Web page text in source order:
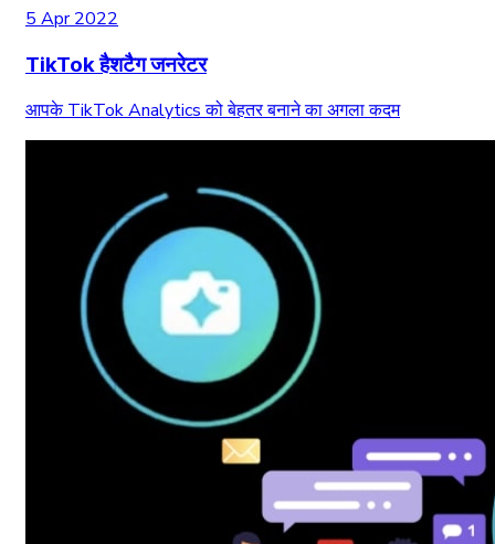
5 Apr 2022
TikTok हैशटैग जनरेटर
आपके TikTok Analytics को बेहतर बनाने का अगला कदम